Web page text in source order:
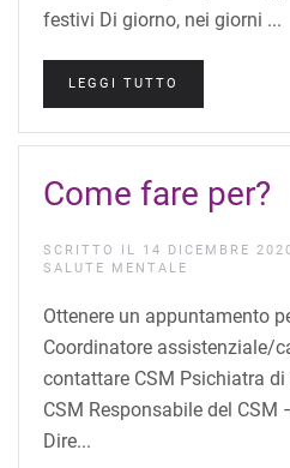
festivi Di giorno, nei giorni ...
LEGGI TUTTO
Come fare per?
SCRITTO IL 14 DICEMBRE
SALUTE MENTALE
Ottenere un appuntamento
Coordinatore assistenziale/
contattare CSM Psichiatra
CSM Responsabile del CSM
Dire...